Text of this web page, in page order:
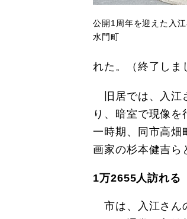
公開1周年を迎えた入
水門町
れた。（終了しま
旧居では、入江
り、暗室で現像を
一時期、同市高畑
画家の杉本健吉ら
1万2655人訪れる
市は、入江さん